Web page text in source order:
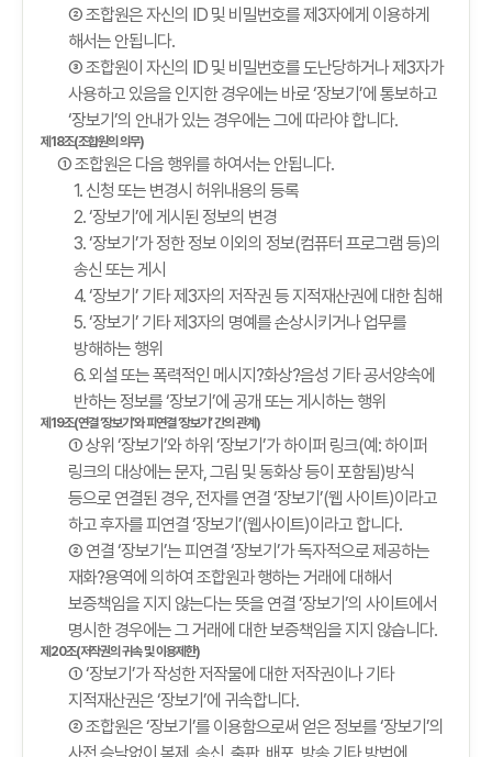
② 조합원은 자신의 ID 및 비밀번호를 제3자에게 이용하게
해서는 안됩니다.
③ 조합원이 자신의 ID 및 비밀번호를 도난당하거나 제3자가
사용하고 있음을 인지한 경우에는 바로 ‘장보기’에 통보하고
‘장보기’의 안내가 있는 경우에는 그에 따라야 합니다.
제18조(조합원의 의무)
① 조합원은 다음 행위를 하여서는 안됩니다.
1. 신청 또는 변경시 허위내용의 등록
2. ‘장보기’에 게시된 정보의 변경
3. ‘장보기’가 정한 정보 이외의 정보(컴퓨터 프로그램 등)의
송신 또는 게시
4. ‘장보기’ 기타 제3자의 저작권 등 지적재산권에 대한 침해
5. ‘장보기’ 기타 제3자의 명예를 손상시키거나 업무를
방해하는 행위
6. 외설 또는 폭력적인 메시지?화상?음성 기타 공서양속에
반하는 정보를 ‘장보기’에 공개 또는 게시하는 행위
제19조(연결 ‘장보기’와 피연결 ‘장보기’ 간의 관계)
① 상위 ‘장보기’와 하위 ‘장보기’가 하이퍼 링크(예: 하이퍼
링크의 대상에는 문자, 그림 및 동화상 등이 포함됨)방식
등으로 연결된 경우, 전자를 연결 ‘장보기’(웹 사이트)이라고
하고 후자를 피연결 ‘장보기’(웹사이트)이라고 합니다.
② 연결 ‘장보기’는 피연결 ‘장보기’가 독자적으로 제공하는
재화?용역에 의하여 조합원과 행하는 거래에 대해서
보증책임을 지지 않는다는 뜻을 연결 ‘장보기’의 사이트에서
명시한 경우에는 그 거래에 대한 보증책임을 지지 않습니다.
제20조(저작권의 귀속 및 이용제한)
① ‘장보기’가 작성한 저작물에 대한 저작권이나 기타
지적재산권은 ‘장보기’에 귀속합니다.
② 조합원은 ‘장보기’를 이용함으로써 얻은 정보를 ‘장보기’의